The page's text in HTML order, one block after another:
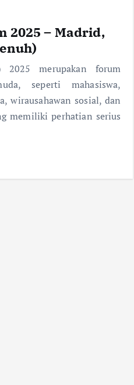
2025 – Madrid,
2025 merupakan forum
seperti mahasiswa,
wirausahawan sosial, dan
memiliki perhatian serius